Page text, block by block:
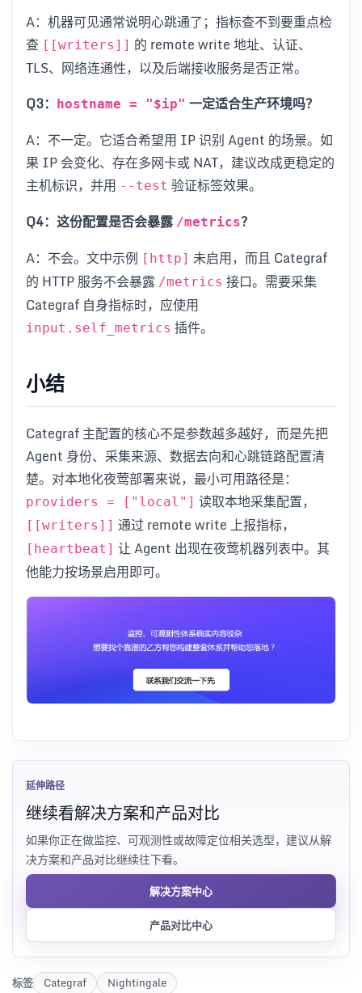
A：机器可见通常说明心跳通了；指标查不到要重点检
查 [[writers]] 的 remote write 地址、认证、
TLS、网络连通性，以及后端接收服务是否正常。
Q3： hostname = "$ip" 一定适合生产环境吗？
A：不一定。它适合希望用 IP 识别 Agent 的场景。如
果 IP 会变化、存在多网卡或 NAT，建议改成更稳定的
主机标识，并用 --test 验证标签效果。
Q4：这份配置是否会暴露 /metrics？
A：不会。文中示例 [http] 未启用，而且 Categraf
的 HTTP 服务不会暴露 /metrics 接口。需要采集
Categraf 自身指标时，应使用
input.self_metrics 插件。
小结
Categraf 主配置的核心不是参数越多越好，而是先把
Agent 身份、采集来源、数据去向和心跳链路配置清
楚。对本地化夜莺部署来说，最小可用路径是：
providers = ["local"] 读取本地采集配置，
[[writers]] 通过 remote write 上报指标，
[heartbeat] 让 Agent 出现在夜莺机器列表中。其
他能力按场景启用即可。
延伸路径
继续看解决方案和产品对比
如果你正在做监控、可观测性或故障定位相关选型，建议从解
决方案和产品对比继续往下看。
解决方案中心
产品对比中心
标签 Categraf Nightingale